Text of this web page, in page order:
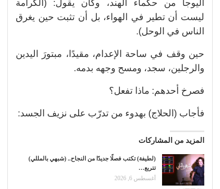
اليوجا من حكماء الهند، وكان يقول: (الكرامة
ليست أن تطير في الهواء، بل أن تثبت حين يغرق
الناس في الوحل).
حين وقف في ساحة الإعدام، مقيدًا، مبتورَ اليدين
والرجلين، سجد، ومسح وجهه بدمه.
فصرخ أحدهم: ماذا تفعل؟
فأجاب (الحلاج) بهدوء من تدرّب على نزيف الجسد:
المزيد من المشاركات
(لطيفة) تكتب فصلًا جديدًا من النجاح.. (شبهي بالمللي)
تتربع…
أغسطس 6, 2026